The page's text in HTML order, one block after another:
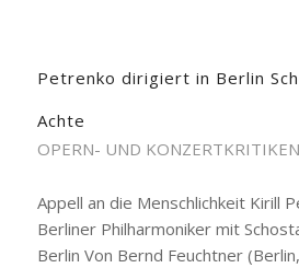
Petrenko dirigiert in Berlin
Achte
OPERN- UND KONZERTKRITIKEN
Appell an die Menschlichkeit Kirill
Berliner Philharmoniker mit
Berlin Von Bernd Feuchtner